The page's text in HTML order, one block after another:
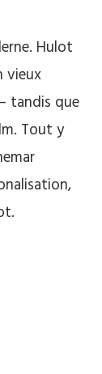
Hulot
vieux
tandis que
Tout y